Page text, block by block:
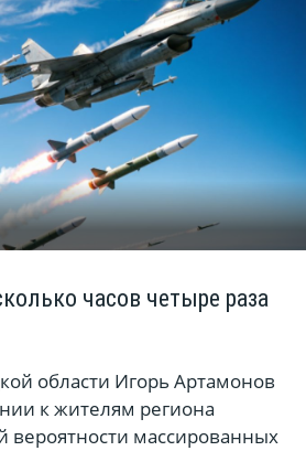
часов четыре раза
области Игорь Артамонов
к жителям региона
вероятности массированных